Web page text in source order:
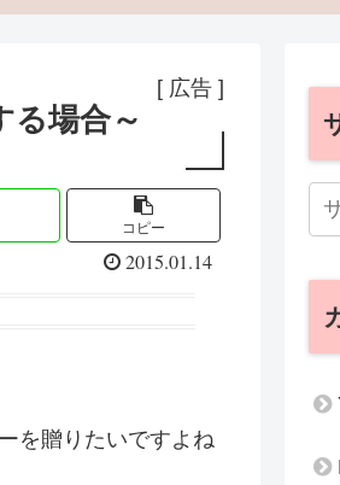
[ 広告 ]
る場合～
コピー
2015.01.14
を贈りたいですよね